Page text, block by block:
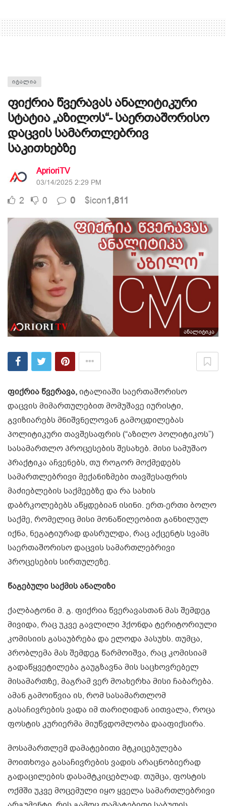
ᲘᲢᲐᲚᲘᲐ
ფიქრია წვერავას ანალიტიკური
სტატია „აზილოს“- საერთაშორისო
დაცვის სამართლებრივ
საკითხებზე
AprioriTV
03/14/2025 2:29 PM
2 0 0 $icon1,811
ანალიტიკა
ფიქრია წვერავა,იტალიაში საერთაშორისო
დაცვის მიმართულებით მომუშავე იურისტი,
გვიზიარებს მნიშვნელოვან გამოცდილებას
პოლიტიკური თავშესაფრის (“აზილო პოლიტიკოს”)
სასამართლო პროცესების შესახებ. მისი სამუშაო
პრაქტიკა აჩვენებს, თუ როგორ მოქმედებს
სამართლებრივი მექანიზმები თავშესაფრის
მაძიებლების საქმეებზე და რა სახის
დაბრკოლებებს აწყდებიან ისინი. ერთ-ერთი ბოლო
საქმე, რომელიც მისი მონაწილეობით განხილულ
იქნა, ნეგატიურად დასრულდა, რაც აქცენტს სვამს
საერთაშორისო დაცვის სამართლებრივი
პროცესების სირთულეზე.
წაგებული საქმის ანალიზი
ქალბატონი მ. გ. ფიქრია წვერავასთან მას შემდეგ
მივიდა, რაც უკვე გავლილი ჰქონდა ტერიტორიული
კომისიის გასაუბრება და ელოდა პასუხს. თუმცა,
პრობლემა მას შემდეგ წარმოიშვა, რაც კომისიამ
გადაწყვეტილება გაუგზავნა მის საცხოვრებელ
მისამართზე, მაგრამ ვერ მოახერხა მისი ჩაბარება.
ამან გამოიწვია ის, რომ სასამართლომ
გასაჩივრების ვადა იმ თარიღიდან აითვალა, როცა
ფოსტის კურიერმა მიუწვდომლობა დააფიქსირა.
მოსამართლემ დამატებითი მტკიცებულება
მოითხოვა გასაჩივრების ვადის არაცნობიერად
გადაცილების დასამტკიცებლად. თუმცა, ფოსტის
ოქმში უკვე მოცემული იყო ყველა სამართლებრივი